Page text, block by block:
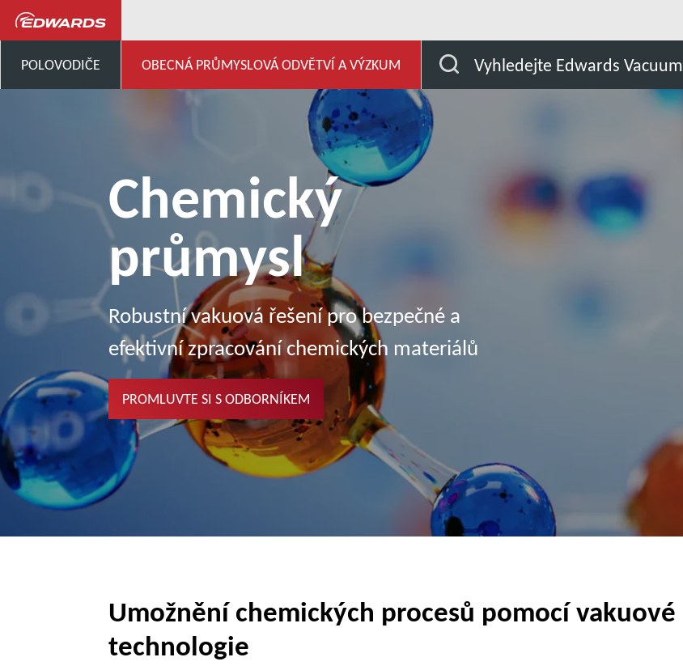
POLOVODIČE OBECNÁ PRŮMYSLOVÁ ODVĚTVÍ A VÝZKUM Vyhledejte Edwards Vacuum
Chemický
průmysl
Robustní vakuová řešení pro bezpečné a
efektivní zpracování chemických materiálů
PROMLUVTE SI S ODBORNÍKEM
Umožnění chemických procesů pomocí vakuové
technologie